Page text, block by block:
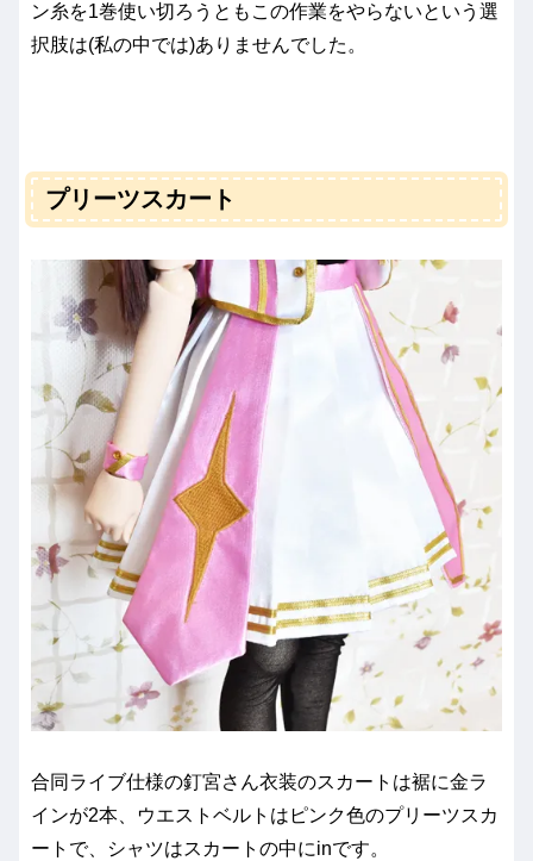
ン糸を1巻使い切ろうともこの作業をやらないという選
択肢は(私の中では)ありませんでした。
プリーツスカート
合同ライブ仕様の釘宮さん衣装のスカートは裾に金ラ
インが2本、ウエストベルトはピンク色のプリーツスカ
ートで、シャツはスカートの中にinです。